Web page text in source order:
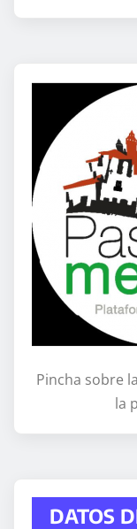
Pincha sobre
la
DATOS